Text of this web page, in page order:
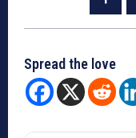
Spread the love